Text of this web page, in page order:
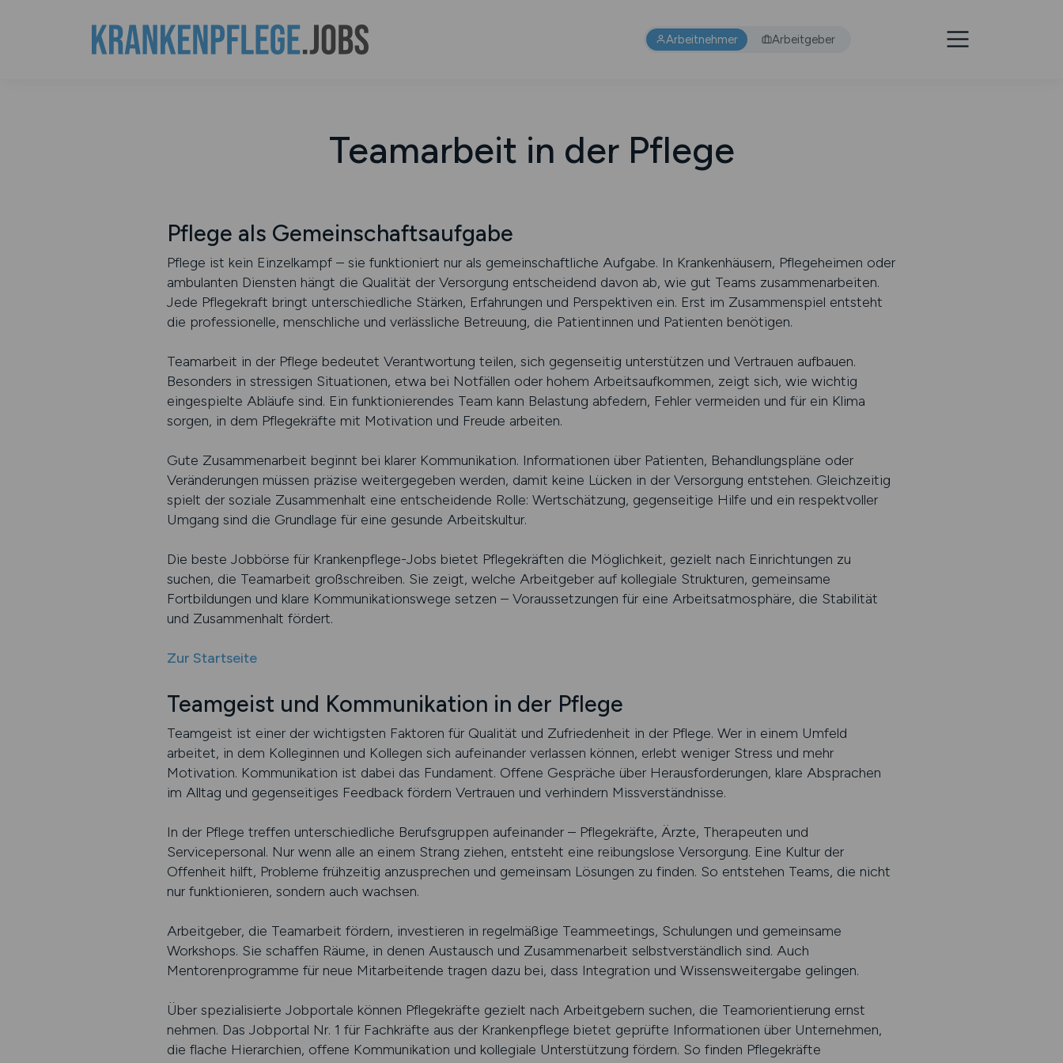
Arbeitnehmer Arbeitgeber
Teamarbeit in der Pflege
Pflege als Gemeinschaftsaufgabe
Pflege ist kein Einzelkampf – sie funktioniert nur als gemeinschaftliche Aufgabe. In Krankenhäusern, Pflegeheimen oder
ambulanten Diensten hängt die Qualität der Versorgung entscheidend davon ab, wie gut Teams zusammenarbeiten.
Jede Pflegekraft bringt unterschiedliche Stärken, Erfahrungen und Perspektiven ein. Erst im Zusammenspiel entsteht
die professionelle, menschliche und verlässliche Betreuung, die Patientinnen und Patienten benötigen.
Teamarbeit in der Pflege bedeutet Verantwortung teilen, sich gegenseitig unterstützen und Vertrauen aufbauen.
Besonders in stressigen Situationen, etwa bei Notfällen oder hohem Arbeitsaufkommen, zeigt sich, wie wichtig
eingespielte Abläufe sind. Ein funktionierendes Team kann Belastung abfedern, Fehler vermeiden und für ein Klima
sorgen, in dem Pflegekräfte mit Motivation und Freude arbeiten.
Gute Zusammenarbeit beginnt bei klarer Kommunikation. Informationen über Patienten, Behandlungspläne oder
Veränderungen müssen präzise weitergegeben werden, damit keine Lücken in der Versorgung entstehen. Gleichzeitig
spielt der soziale Zusammenhalt eine entscheidende Rolle: Wertschätzung, gegenseitige Hilfe und ein respektvoller
Umgang sind die Grundlage für eine gesunde Arbeitskultur.
Die beste Jobbörse für Krankenpflege-Jobs bietet Pflegekräften die Möglichkeit, gezielt nach Einrichtungen zu
suchen, die Teamarbeit großschreiben. Sie zeigt, welche Arbeitgeber auf kollegiale Strukturen, gemeinsame
Fortbildungen und klare Kommunikationswege setzen – Voraussetzungen für eine Arbeitsatmosphäre, die Stabilität
und Zusammenhalt fördert.
Zur Startseite
Teamgeist und Kommunikation in der Pflege
Teamgeist ist einer der wichtigsten Faktoren für Qualität und Zufriedenheit in der Pflege. Wer in einem Umfeld
arbeitet, in dem Kolleginnen und Kollegen sich aufeinander verlassen können, erlebt weniger Stress und mehr
Motivation. Kommunikation ist dabei das Fundament. Offene Gespräche über Herausforderungen, klare Absprachen
im Alltag und gegenseitiges Feedback fördern Vertrauen und verhindern Missverständnisse.
In der Pflege treffen unterschiedliche Berufsgruppen aufeinander – Pflegekräfte, Ärzte, Therapeuten und
Servicepersonal. Nur wenn alle an einem Strang ziehen, entsteht eine reibungslose Versorgung. Eine Kultur der
Offenheit hilft, Probleme frühzeitig anzusprechen und gemeinsam Lösungen zu finden. So entstehen Teams, die nicht
nur funktionieren, sondern auch wachsen.
Arbeitgeber, die Teamarbeit fördern, investieren in regelmäßige Teammeetings, Schulungen und gemeinsame
Workshops. Sie schaffen Räume, in denen Austausch und Zusammenarbeit selbstverständlich sind. Auch
Mentorenprogramme für neue Mitarbeitende tragen dazu bei, dass Integration und Wissensweitergabe gelingen.
Über spezialisierte Jobportale können Pflegekräfte gezielt nach Arbeitgebern suchen, die Teamorientierung ernst
nehmen. Das Jobportal Nr. 1 für Fachkräfte aus der Krankenpflege bietet geprüfte Informationen über Unternehmen,
die flache Hierarchien, offene Kommunikation und kollegiale Unterstützung fördern. So finden Pflegekräfte